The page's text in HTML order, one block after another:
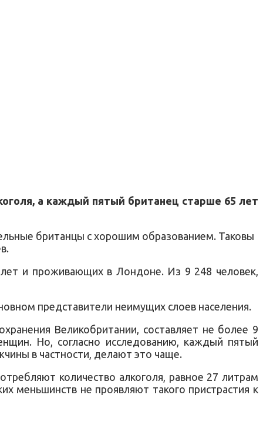
а каждый пятый британец старше 65 лет
британцы с хорошим образованием. Таковы
и проживающих в Лондоне. Из 9 248 человек,
представители неимущих слоев населения.
Великобритании, составляет не более 9
Но, согласно исследованию, каждый пятый
в частности, делают это чаще.
количество алкоголя, равное 27 литрам
меньшинств не проявляют такого пристрастия к